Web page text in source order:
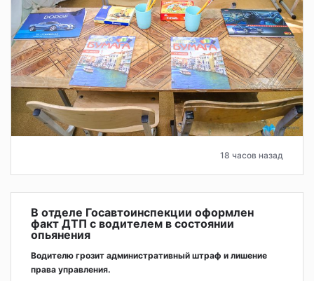
18 часов назад
В отделе Госавтоинспекции оформлен
факт ДТП с водителем в состоянии
опьянения
Водителю грозит административный штраф и лишение
права управления.